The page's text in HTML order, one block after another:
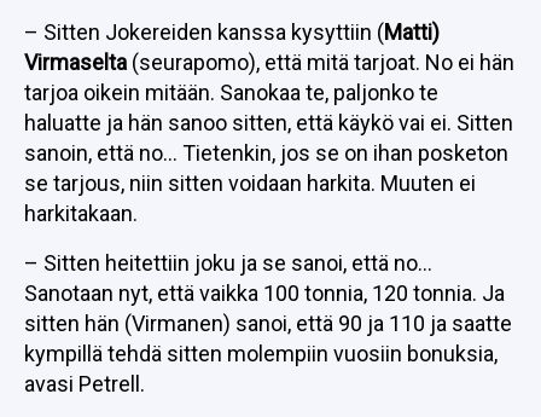
– Sitten Jokereiden kanssa kysyttiin (Matti)
Virmaselta (seurapomo), että mitä tarjoat. No ei hän
tarjoa oikein mitään. Sanokaa te, paljonko te
haluatte ja hän sanoo sitten, että käykö vai ei. Sitten
sanoin, että no… Tietenkin, jos se on ihan posketon
se tarjous, niin sitten voidaan harkita. Muuten ei
harkitakaan.
– Sitten heitettiin joku ja se sanoi, että no…
Sanotaan nyt, että vaikka 100 tonnia, 120 tonnia. Ja
sitten hän (Virmanen) sanoi, että 90 ja 110 ja saatte
kympillä tehdä sitten molempiin vuosiin bonuksia,
avasi Petrell.